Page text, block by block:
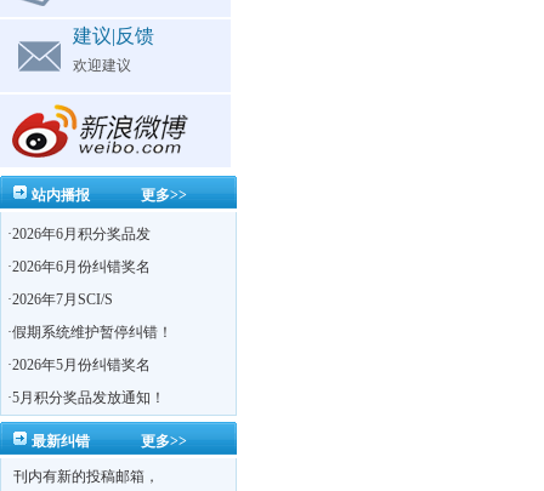
建议|反馈
欢迎建议
更多>>
站内播报
·2026年6月积分奖品发
·2026年6月份纠错奖名
·2026年7月SCI/S
·假期系统维护暂停纠错！
·2026年5月份纠错奖名
·5月积分奖品发放通知！
更多>>
最新纠错
刊内有新的投稿邮箱，